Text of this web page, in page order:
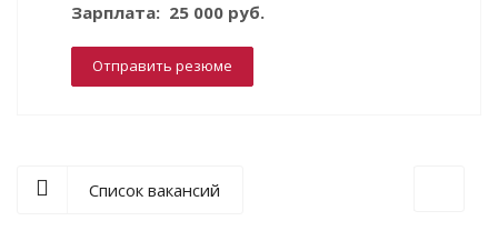
Зарплата: 25 000 руб.
Отправить резюме
Список вакансий